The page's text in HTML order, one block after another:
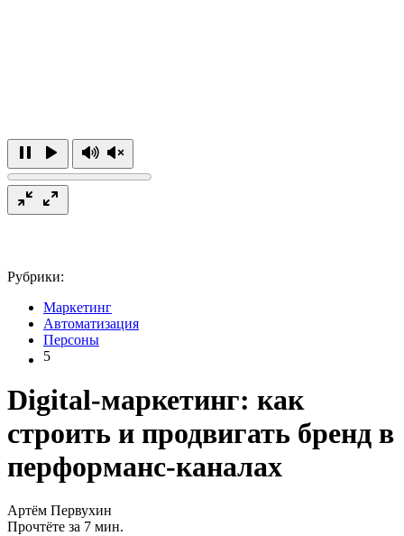
Рубрики:
Маркетинг
Автоматизация
Персоны
5
Digital-маркетинг: как
строить и продвигать бренд в
перформанс-каналах
Артём Первухин
Прочтёте за 7 мин.